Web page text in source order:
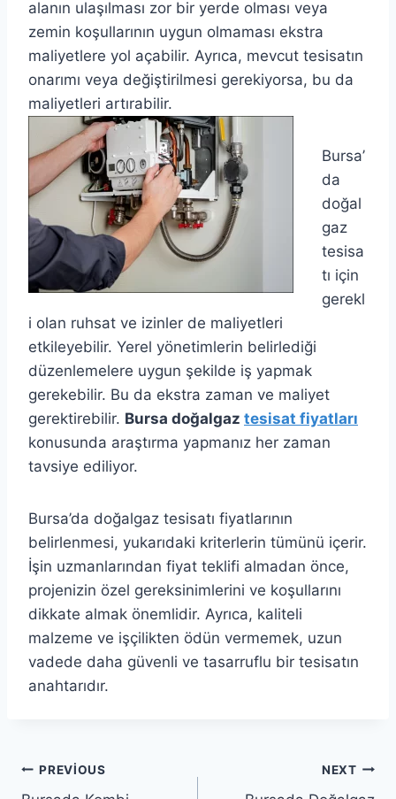
alanın ulaşılması zor bir yerde olması veya
zemin koşullarının uygun olmaması ekstra
maliyetlere yol açabilir. Ayrıca, mevcut tesisatın
onarımı veya değiştirilmesi gerekiyorsa, bu da
maliyetleri artırabilir.
Bursa’
da
doğal
gaz
tesisa
tı için
gerekl
i olan ruhsat ve izinler de maliyetleri
etkileyebilir. Yerel yönetimlerin belirlediği
düzenlemelere uygun şekilde iş yapmak
gerekebilir. Bu da ekstra zaman ve maliyet
gerektirebilir. Bursa doğalgaz tesisat fiyatları
konusunda araştırma yapmanız her zaman
tavsiye ediliyor.
Bursa’da doğalgaz tesisatı fiyatlarının
belirlenmesi, yukarıdaki kriterlerin tümünü içerir.
İşin uzmanlarından fiyat teklifi almadan önce,
projenizin özel gereksinimlerini ve koşullarını
dikkate almak önemlidir. Ayrıca, kaliteli
malzeme ve işçilikten ödün vermemek, uzun
vadede daha güvenli ve tasarruflu bir tesisatın
anahtarıdır.
Yazı
PREVIOUS NEXT